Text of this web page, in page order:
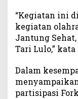
“Kegiatan ini
kegiatan
Jantung Sehat,
Tari Lulo,”
Dalam
partisipasi